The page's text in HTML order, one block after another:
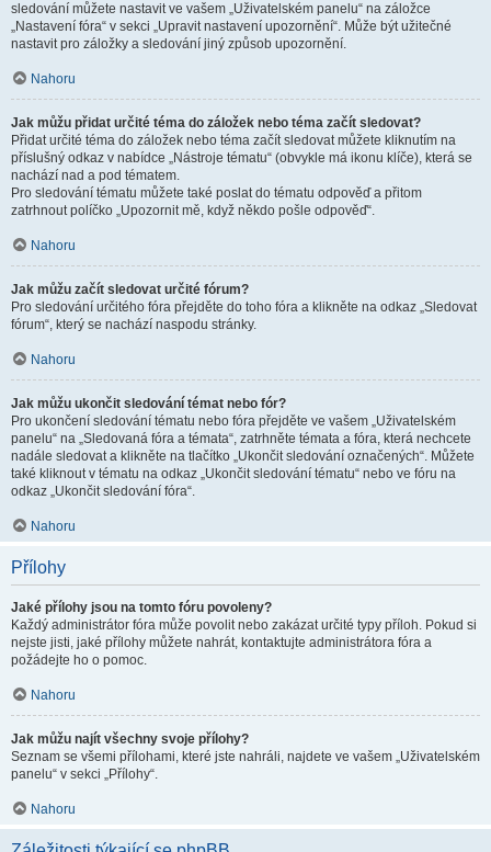
sledování můžete nastavit ve vašem „Uživatelském panelu“ na záložce
„Nastavení fóra“ v sekci „Upravit nastavení upozornění“. Může být užitečné
nastavit pro záložky a sledování jiný způsob upozornění.
Nahoru
Jak můžu přidat určité téma do záložek nebo téma začít sledovat?
Přidat určité téma do záložek nebo téma začít sledovat můžete kliknutím na
příslušný odkaz v nabídce „Nástroje tématu“ (obvykle má ikonu klíče), která se
nachází nad a pod tématem.
Pro sledování tématu můžete také poslat do tématu odpověď a přitom
zatrhnout políčko „Upozornit mě, když někdo pošle odpověď“.
Nahoru
Jak můžu začít sledovat určité fórum?
Pro sledování určitého fóra přejděte do toho fóra a klikněte na odkaz „Sledovat
fórum“, který se nachází naspodu stránky.
Nahoru
Jak můžu ukončit sledování témat nebo fór?
Pro ukončení sledování tématu nebo fóra přejděte ve vašem „Uživatelském
panelu“ na „Sledovaná fóra a témata“, zatrhněte témata a fóra, která nechcete
nadále sledovat a klikněte na tlačítko „Ukončit sledování označených“. Můžete
také kliknout v tématu na odkaz „Ukončit sledování tématu“ nebo ve fóru na
odkaz „Ukončit sledování fóra“.
Nahoru
Přílohy
Jaké přílohy jsou na tomto fóru povoleny?
Každý administrátor fóra může povolit nebo zakázat určité typy příloh. Pokud si
nejste jisti, jaké přílohy můžete nahrát, kontaktujte administrátora fóra a
požádejte ho o pomoc.
Nahoru
Jak můžu najít všechny svoje přílohy?
Seznam se všemi přílohami, které jste nahráli, najdete ve vašem „Uživatelském
panelu“ v sekci „Přílohy“.
Nahoru